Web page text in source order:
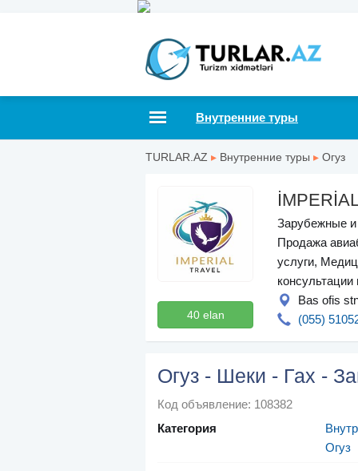
Внутренние туры
TURLAR.AZ ▸ Внутренние туры ▸ Огуз
40 elan
Зарубежные и
Продажа
услуги,
консультации
Bas ofis
(055)
Огуз - Шеки - Гах -
Код объявление: 108382
Категория
Огуз